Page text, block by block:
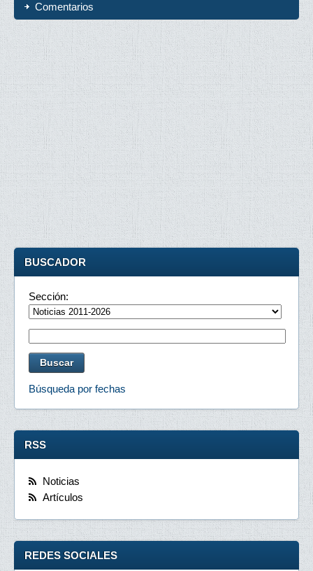
Comentarios
BUSCADOR
Sección:
Búsqueda por fechas
RSS
Noticias
Artículos
REDES SOCIALES